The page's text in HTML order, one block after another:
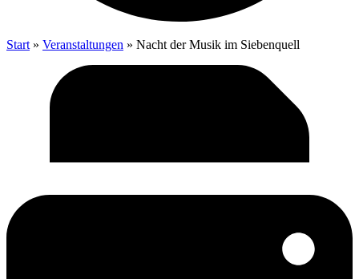
Start » Veranstaltungen » Nacht der Musik im Siebenquell